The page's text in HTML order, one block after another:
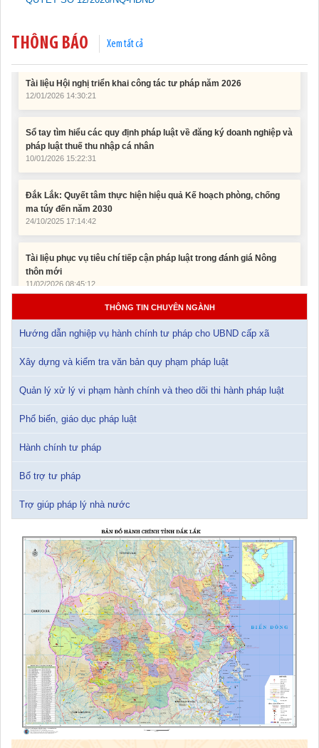
THÔNG BÁO Xem tất cả
Tài liệu Hội nghị triển khai công tác tư pháp năm 2026
Sổ tay tìm hiểu các quy định pháp luật về đăng ký doanh nghiệp và
pháp luật thuế thu nhập cá nhân
Đắk Lắk: Quyết tâm thực hiện hiệu quả Kế hoạch phòng, chống
ma túy đến năm 2030
Tài liệu phục vụ tiêu chí tiếp cận pháp luật trong đánh giá Nông
thôn mới
Tài liệu Hội nghị công chức, viên chức và người lao động năm
12/01/2026 14:30:21
Sổ tay tìm hiểu các quy định pháp luật về đăng ký doanh nghiệp và
10/01/2026 15:22:31
ma túy đến năm 2030
THÔNG TIN CHUYÊN NGÀNH
Hướng dẫn nghiệp vụ hành chính tư pháp cho UBND cấp xã
Xây dựng và kiểm tra văn bản quy phạm pháp luật
Quản lý xử lý vi phạm hành chính và theo dõi thi hành pháp luật
Phổ biến, giáo dục pháp luật
Hành chính tư pháp
Bổ trợ tư pháp
Trợ giúp pháp lý nhà nước